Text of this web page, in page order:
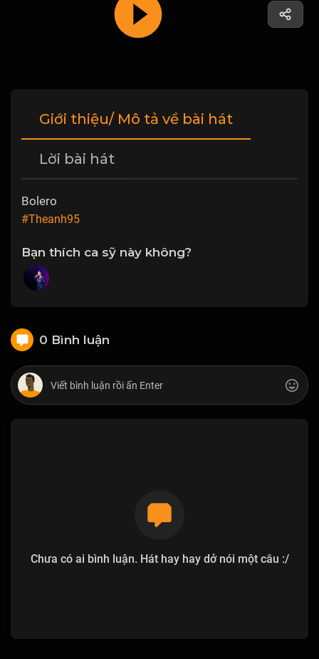
Giới thiệu/ Mô tả về bài hát
Lời bài hát
Bolero
#Theanh95
Bạn thích ca sỹ này không?
0 Bình luận
Chưa có ai bình luận. Hát hay hay dở nói một câu :/